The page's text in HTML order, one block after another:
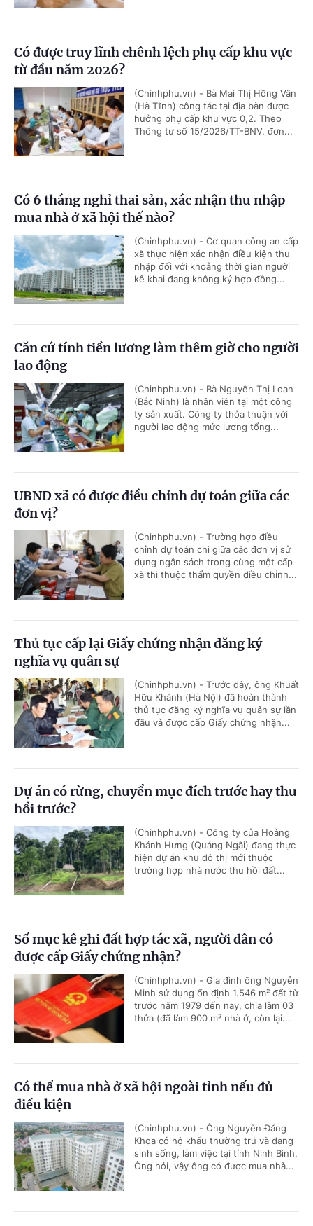
Có được truy lĩnh chênh lệch phụ cấp khu vực
từ đầu năm 2026?
(Chinhphu.vn) - Bà Mai Thị Hồng Vân
(Hà Tĩnh) công tác tại địa bàn được
hưởng phụ cấp khu vực 0,2. Theo
Thông tư số 15/2026/TT-BNV, đơn...
Có 6 tháng nghỉ thai sản, xác nhận thu nhập
mua nhà ở xã hội thế nào?
(Chinhphu.vn) - Cơ quan công an cấp
xã thực hiện xác nhận điều kiện thu
nhập đối với khoảng thời gian người
kê khai đang không ký hợp đồng...
Căn cứ tính tiền lương làm thêm giờ cho người
lao động
(Chinhphu.vn) - Bà Nguyễn Thị Loan
(Bắc Ninh) là nhân viên tại một công
ty sản xuất. Công ty thỏa thuận với
người lao động mức lương tổng...
UBND xã có được điều chỉnh dự toán giữa các
đơn vị?
(Chinhphu.vn) - Trường hợp điều
chỉnh dự toán chi giữa các đơn vị sử
dụng ngân sách trong cùng một cấp
xã thì thuộc thẩm quyền điều chỉnh...
Thủ tục cấp lại Giấy chứng nhận đăng ký
nghĩa vụ quân sự
(Chinhphu.vn) - Trước đây, ông Khuất
Hữu Khánh (Hà Nội) đã hoàn thành
thủ tục đăng ký nghĩa vụ quân sự lần
đầu và được cấp Giấy chứng nhận...
Dự án có rừng, chuyển mục đích trước hay thu
hồi trước?
(Chinhphu.vn) - Công ty của Hoàng
Khánh Hưng (Quảng Ngãi) đang thực
hiện dự án khu đô thị mới thuộc
trường hợp nhà nước thu hồi đất...
Sổ mục kê ghi đất hợp tác xã, người dân có
được cấp Giấy chứng nhận?
(Chinhphu.vn) - Gia đình ông Nguyễn
Minh sử dụng ổn định 1.546 m² đất từ
trước năm 1979 đến nay, chia làm 03
thửa (đã làm 900 m² nhà ở, còn lại...
Có thể mua nhà ở xã hội ngoài tỉnh nếu đủ
điều kiện
(Chinhphu.vn) - Ông Nguyễn Đăng
Khoa có hộ khẩu thường trú và đang
sinh sống, làm việc tại tỉnh Ninh Bình.
Ông hỏi, vậy ông có được mua nhà...